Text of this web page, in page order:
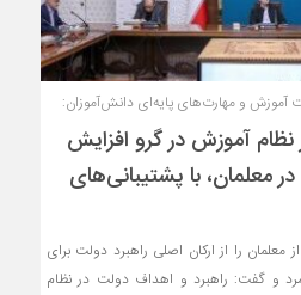
آموزش و مهارت‌های پایه‌ای دانش‌آموزان:
آموزش در گرو افزایش
معلمان، با پشتیبانی‌های
را از ارکان اصلی راهبرد دولت برای
و گفت: راهبرد و اهداف دولت در نظام